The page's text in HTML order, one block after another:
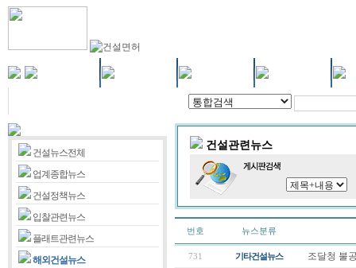
건설뉴스전체
업계종합뉴스
건설정책뉴스
입찰관련뉴스
플래트관련뉴스
해외건설뉴스
건설관련뉴스
번호 뉴스분류
731 기타건설뉴스 조달청 불